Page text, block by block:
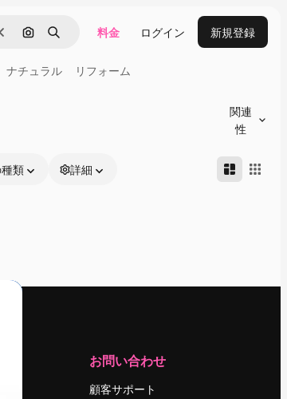
去 画像で検索
検索 料金 ログイン 新規登録
ナチュラル リフォーム
関連
性
類 詳細
お問い合わせ
顧客サポート